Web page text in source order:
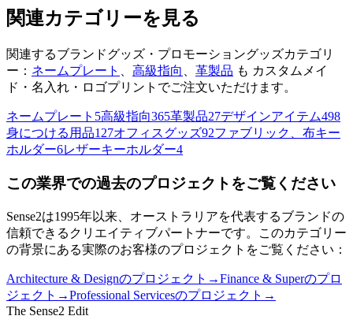
関連カテゴリーを見る
関連するブランドグッズ・プロモーショングッズカテゴリ
ー： ネームプレート 高級指向 革製品 も カスタムメイ
ド・名入れ・ロゴプリントでご注文いただけます。
ネームプレート 5高級指向365革製品27デザインアイテム498
身につける用品127オフィスグッズ92ファブリック、布キー
ホルダー6レザーキーホルダー4
この業界での過去のプロジェクトをご覧ください
Sense2は1995年以来、オーストラリアを代表するブランドの
信頼できるクリエイティブパートナーです。このカテゴリー
の背景にある実際のお客様のプロジェクトをご覧ください：
Architecture & Designのプロジェクト →Finance & Superのプロ
ジェクト →Professional Servicesのプロジェクト →
The Sense2 Edit